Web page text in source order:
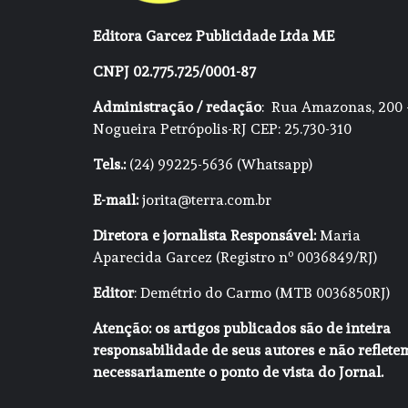
Editora Garcez Publicidade Ltda ME
CNPJ 02.775.725/0001-87
Administração / redação: Rua Amazonas, 200
Nogueira Petrópolis-RJ CEP: 25.730-310
Tels.:(24) 99225-5636 (Whatsapp)
E-mail:jorita@terra.com.br
Diretora e jornalista Responsável:Maria
Aparecida Garcez (Registro nº 0036849/RJ)
Editor: Demétrio do Carmo (MTB 0036850RJ)
Atenção: os artigos publicados são de inteira
responsabilidade de seus autores e não
necessariamente o ponto de vista do Jornal.